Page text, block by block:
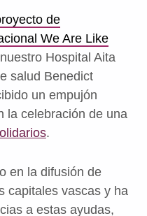
de
We Are Like
Hospital Aita
salud Benedict
un empujón
la celebración de una
.
en la difusión de
capitales vascas y ha
a estas ayudas,